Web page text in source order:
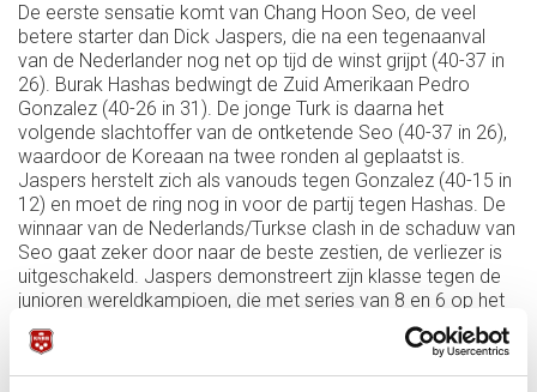
De eerste sensatie komt van Chang Hoon Seo, de veel
betere starter dan Dick Jaspers, die na een tegenaanval
van de Nederlander nog net op tijd de winst grijpt (40-37 in
26). Burak Hashas bedwingt de Zuid Amerikaan Pedro
Gonzalez (40-26 in 31). De jonge Turk is daarna het
volgende slachtoffer van de ontketende Seo (40-37 in 26),
waardoor de Koreaan na twee ronden al geplaatst is.
Jaspers herstelt zich als vanouds tegen Gonzalez (40-15 in
12) en moet de ring nog in voor de partij tegen Hashas. De
winnaar van de Nederlands/Turkse clash in de schaduw van
Seo gaat zeker door naar de beste zestien, de verliezer is
uitgeschakeld. Jaspers demonstreert zijn klasse tegen de
junioren wereldkampioen, die met series van 8 en 6 op het
eind door een donkere tunnel gaat. De Nederlander is
onverbiddelijk in 14 beurten: 40-14. Toch wordt Seo met de
maximale matchpunten, de groepswinnaar (6-1.621-8) voor